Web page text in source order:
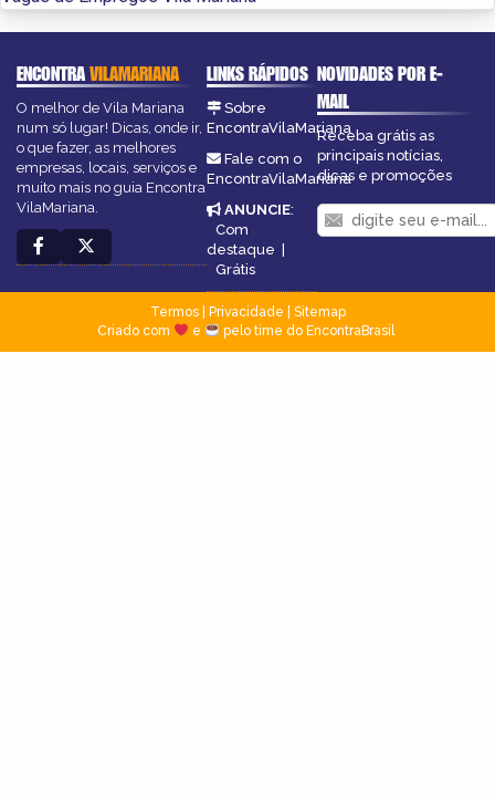
ENCONTRAVILAMARIANA
O melhor de Vila Mariana
num só lugar! Dicas, onde ir,
o que fazer, as melhores
empresas, locais, serviços e
muito mais no guia Encontra
VilaMariana.
LINKS RÁPIDOS
Sobre
EncontraVilaMariana
Fale com o
EncontraVilaMariana
ANUNCIE:
Com
destaque |
Grátis
NOVIDADES POR E-
MAIL
Receba grátis as
principais notícias,
dicas e promoções
Termos| Privacidade
Sitemap
Criado com
e pelo time do EncontraBrasil